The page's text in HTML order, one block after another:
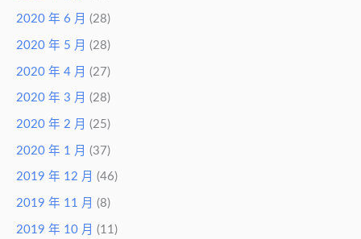
2020 年 6 月 (28)
2020 年 5 月 (28)
2020 年 4 月 (27)
2020 年 3 月 (28)
2020 年 2 月 (25)
2020 年 1 月 (37)
2019 年 12 月 (46)
2019 年 11 月 (8)
2019 年 10 月 (11)